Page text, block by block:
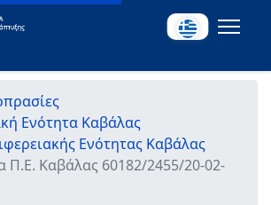
Ενότητα Καβάλας
Ενότητας Καβάλας
Π.Ε. Καβάλας 60182/2455/20-02-